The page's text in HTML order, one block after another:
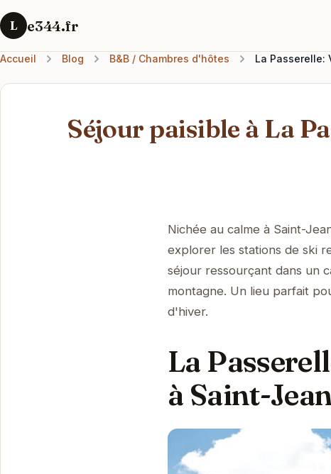
L e344.fr
Accueil Blog B&B / Chambres d'hôtes La Passerelle:
Séjour paisible à La
Nichée au calme à Saint-
explorer les stations de ski
séjour ressourçant dans un
montagne. Un lieu parfait
d'hiver.
La
à Saint-